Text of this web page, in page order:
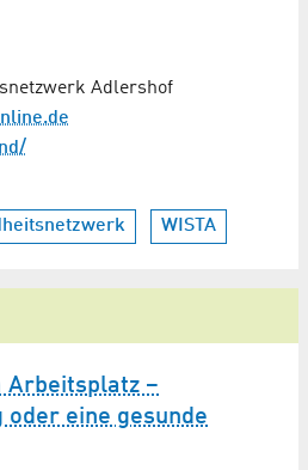
Adlershof
WISTA
Arbeitsplatz –
oder eine gesunde